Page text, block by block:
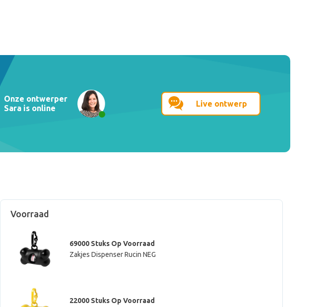
Onze ontwerper
Sara is online
Live ontwerp
Voorraad
69000 Stuks Op Voorraad
Zakjes Dispenser Rucin NEG
22000 Stuks Op Voorraad